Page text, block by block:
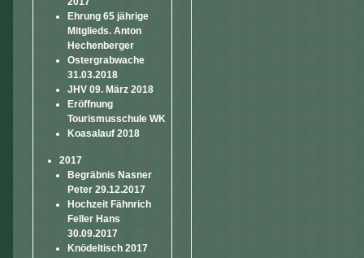
Ehrung 65 jährige
Mitglieds. Anton
Hechenberger
Ostergrabwache
31.03.2018
JHV 09. März 2018
Eröffnung
Tourismusschule WK
Koasalauf 2018
2017
Begräbnis Nasner
Peter 29.12.2017
Hochzeit Fähnrich
Feller Hans
30.09.2017
Knödeltisch 2017